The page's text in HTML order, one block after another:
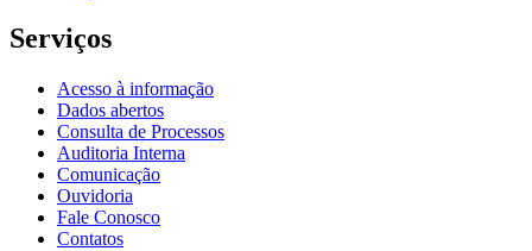
Serviços
Acesso à informação
Dados abertos
Consulta de Processos
Auditoria Interna
Comunicação
Ouvidoria
Fale Conosco
Contatos